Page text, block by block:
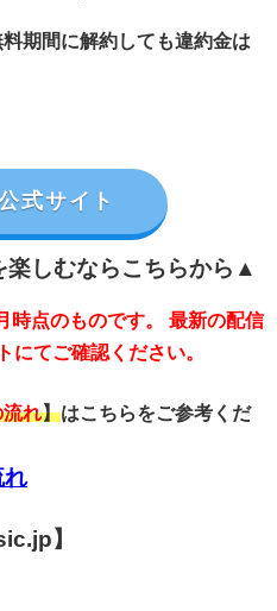
料期間に解約しても違約金は
式サイト
しむならこちらから▲
時点のものです。 最新の配信
にてご確認ください。
流れ】はこちらをご参考くだ
れ
】